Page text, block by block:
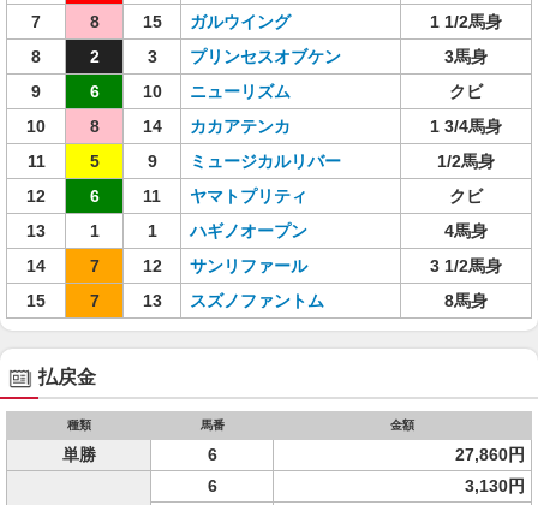
7
8 15 ガルウイング
1 1/2馬身
8
2 3 プリンセスオブケン
3馬身
9
6 10 ニューリズム
クビ
10
8 14 カカアテンカ
1 3/4馬身
11
5 9 ミュージカルリバー
1/2馬身
12
6 11 ヤマトプリティ
クビ
13
1 1 ハギノオープン
4馬身
14
7 12 サンリファール
3 1/2馬身
15
7 13 スズノファントム 8馬身
払戻金
種類 馬番 金額
単勝 6 27,860円
6
3,130円